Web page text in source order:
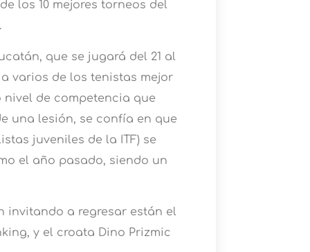
los 10 mejores torneos del
que se jugará del 21 al
varios de los tenistas mejor
de competencia que
una lesión, se confía en que
juveniles de la ITF) se
el año pasado, siendo un
invitando a regresar están el
y el croata Dino Prizmic